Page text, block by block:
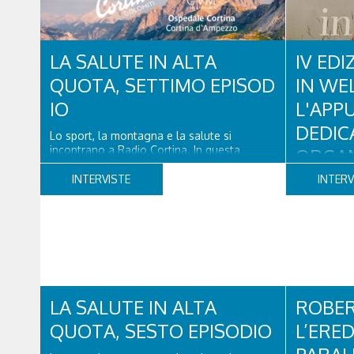
tutta per sé”, modello diffuso in Italia e
Francia. Giurista e autore, svolge...
LA SALUTE IN ALTA
QUOTA, SETTIMO EPISOD
IO
Lo sport, la montagna e la salute si
incontrano a Radio Cortina. In questa
puntata, ospiti il dottor Alessandro Forti, di
Gvm Opsedale Cortina, Anestesista
Rianimatore, Medico dell'Urgenza e Medico
IV
IN
INTERVISTE
LA SALUTE IN ALTA
QUOTA, SESTO EPISODIO